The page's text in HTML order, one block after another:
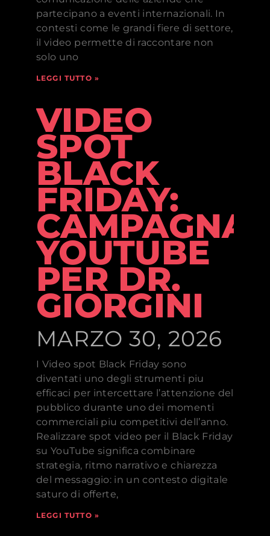
partecipano a eventi internazionali. In
contesti come le grandi fiere di settore,
il video permette di raccontare non
solo uno
LEGGI TUTTO »
VIDEO
SPOT
BLACK
FRIDAY:
CAMPAGNA
YOUTUBE
PER DR.
GIORGINI
MARZO 30, 2026
I Video spot Black Friday sono
diventati uno degli strumenti piu
efficaci per intercettare l’attenzione del
pubblico durante uno dei momenti
commerciali piu competitivi dell’anno.
Realizzare spot video per il Black Friday
su YouTube significa combinare
strategia, ritmo narrativo e chiarezza
del messaggio: in un contesto digitale
saturo di offerte,
LEGGI TUTTO »